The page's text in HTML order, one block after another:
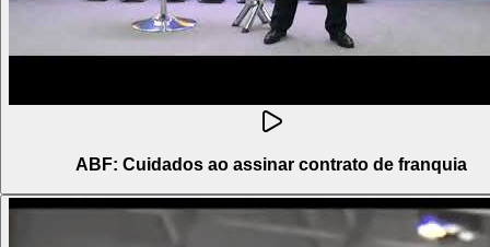
ABF: Cuidados ao assinar contrato de franquia